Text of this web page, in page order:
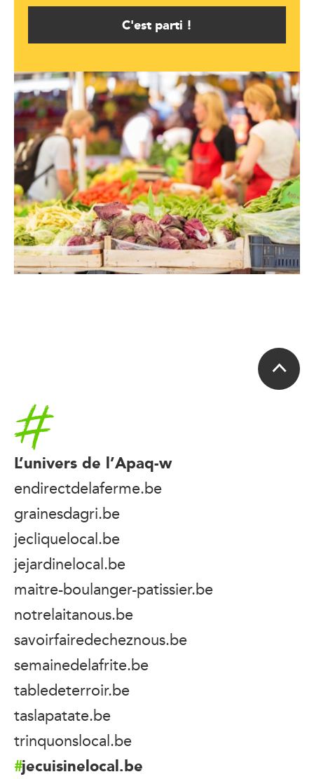
C'est parti !
Accueil
L’univers de l’Apaq-w
endirectdelaferme.be
grainesdagri.be
jecliquelocal.be
jejardinelocal.be
maitre-boulanger-patissier.be
notrelaitanous.be
savoirfairedecheznous.be
semainedelafrite.be
tabledeterroir.be
taslapatate.be
trinquonslocal.be
jecuisinelocal.be